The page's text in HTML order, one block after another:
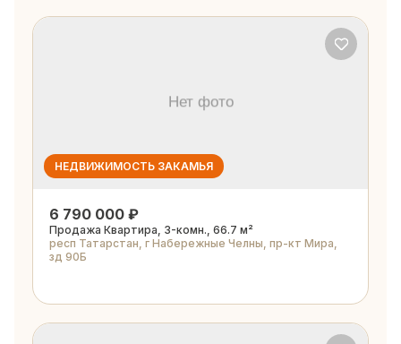
НЕДВИЖИМОСТЬ ЗАКАМЬЯ
6 790 000 ₽
Продажа Квартира, 3-комн., 66.7 м²
респ Татарстан, г Набережные Челны, пр-кт Мира,
зд 90Б